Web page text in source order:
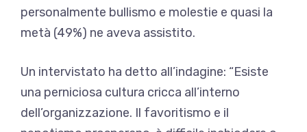
personalmente bullismo e molestie e quasi la
metà (49%) ne aveva assistito.
Un intervistato ha detto all’indagine: “Esiste
una perniciosa cultura cricca all’interno
dell’organizzazione. Il favoritismo e il